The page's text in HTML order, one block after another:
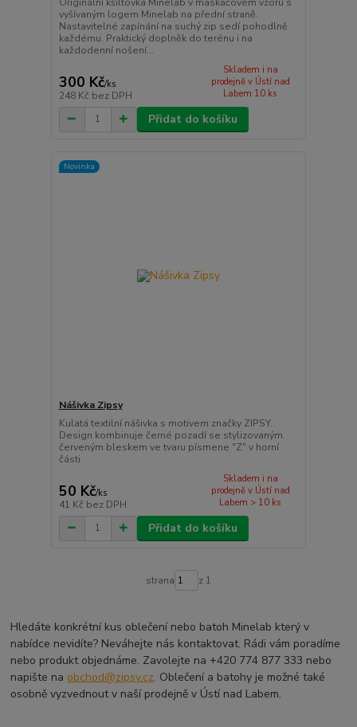
vyšívaným logem Minelab na přední straně.
Nastavitelné zapínání na suchý zip sedí pohodlně
každému. Praktický doplněk do terénu i na
každodenní nošení...
300 Kč/ks
248 Kč bez DPH
Skladem i na
prodejně v Ústí nad
Labem 10 ks
Přidat do košíku
Novinka
Nášivka Zipsy
Kulatá textilní nášivka s motivem značky ZIPSY.
Design kombinuje černé pozadí se stylizovaným
červeným bleskem ve tvaru písmene "Z" v horní
části
50 Kč/ks
41 Kč bez DPH
Skladem i na
prodejně v Ústí nad
Labem > 10 ks
Přidat do košíku
strana z 1
Hledáte konkrétní kus oblečení nebo batoh Minelab který v
nabídce nevidíte? Neváhejte nás kontaktovat. Rádi vám poradíme
nebo produkt objednáme. Zavolejte na +420 774 877 333 nebo
napište na obchod@zipsy.cz. Oblečení a batohy je možné také
osobně vyzvednout v naší prodejně v Ústí nad Labem.